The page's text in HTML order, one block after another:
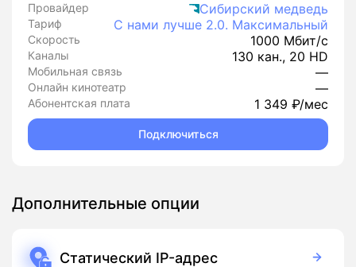
Провайдер Сибирский медведь
Тариф С нами лучше 2.0. Максимальный
Скорость 1000 Мбит/с
Каналы 130 кан., 20 HD
Мобильная связь —
Онлайн кинотеатр —
Абонентская плата 1 349 ₽/мес
Подключиться
Дополнительные опции
Статический IP-адрес